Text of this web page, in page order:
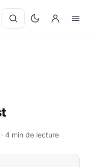
4 min de lecture